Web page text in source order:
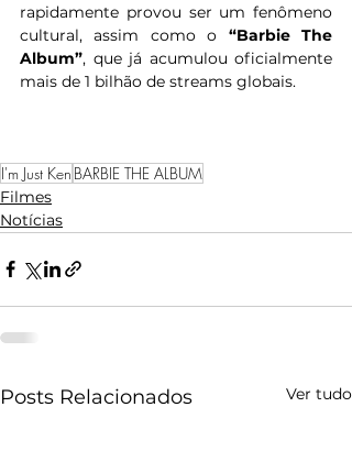
rapidamente provou ser um fenômeno
cultural, assim como o “Barbie The
Album”, que já acumulou oficialmente
mais de 1 bilhão de streams globais.
I'm Just Ken BARBIE THE ALBUM
Filmes
Notícias
Posts Relacionados Ver tudo